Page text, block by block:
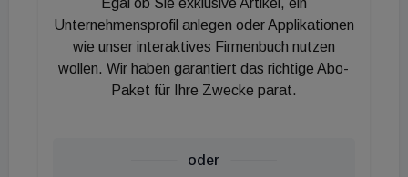
bereits jetzt schon prononciertere Preisrückgänge.
Denn Immobilien sind nicht gleich Immobilien. „Wir
erleben seit Anfang 2022 eine „Zweiteilung“ des
Marktes“, so Reith. Während sich neue Wohnungen
Egal ob Sie exklusive Artikel, ein
Unternehmensprofil anlegen oder Applikationen
wie unser interaktives Firmenbuch nutzen
wollen. Wir haben garantiert das richtige Abo-
Paket für Ihre Zwecke parat.
oder